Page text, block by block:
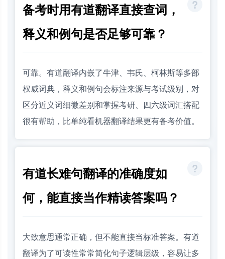
备考时用有道翻译直接查词，
释义和例句是否足够可靠？
可靠。有道翻译内嵌了牛津、韦氏、柯林斯等多部
权威词典，释义和例句会标注来源与考试级别，对
区分近义词细微差别和掌握考研、四六级词汇搭配
很有帮助，比单纯看机器翻译结果更有备考价值。
有道长难句翻译的准确度如
何，能直接当作精读答案吗？
大致意思通常正确，但不能直接当标准答案。有道
翻译为了可读性常常简化句子逻辑层级，容易让多